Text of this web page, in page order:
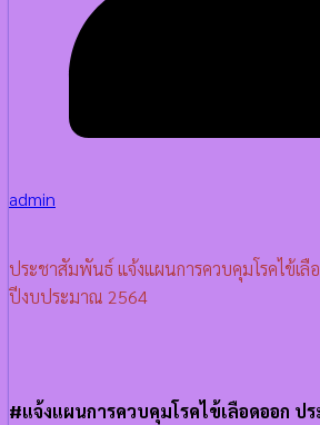
admin
ประชาสัมพันธ์ แจ้งแผนการควบคุมโรคไข้เลื
ปีงบประมาณ 2564
#แจ้งแผนการควบคุมโรคไข้เลือดออก ป